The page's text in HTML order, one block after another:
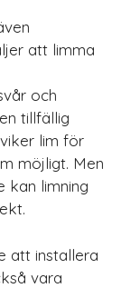
att limma
och
tillfällig
lim för
möjligt. Men
kan limning
att installera
vara